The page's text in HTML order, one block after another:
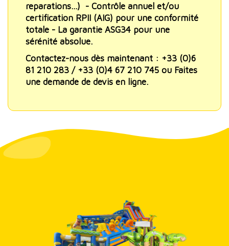
reparations...) - Contrôle annuel et/ou
certification RPII (AIG) pour une conformité
totale - La garantie ASG34pour une
sérénité absolue.
Contactez-nous dès maintenant : +33 (0)6
81 210 283 / +33 (0)4 67 210 745 ou Faites
une demande de devis en ligne.